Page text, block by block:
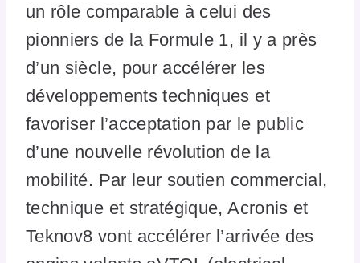
un rôle comparable à celui des
pionniers de la Formule 1, il y a près
d’un siècle, pour accélérer les
développements techniques et
favoriser l’acceptation par le public
d’une nouvelle révolution de la
mobilité. Par leur soutien commercial,
technique et stratégique, Acronis et
Teknov8 vont accélérer l’arrivée des